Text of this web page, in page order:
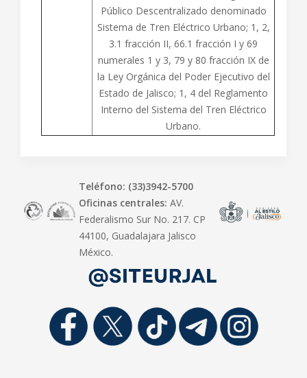
Público Descentralizado denominado
Sistema de Tren Eléctrico Urbano; 1, 2,
3.1 fracción II, 66.1 fracción I y 69
numerales 1 y 3, 79 y 80 fracción IX de
la Ley Orgánica del Poder Ejecutivo del
Estado de Jalisco; 1, 4 del Reglamento
Interno del Sistema del Tren Eléctrico
Urbano.
Teléfono: (33)3942-5700
Oficinas centrales: AV.
Federalismo Sur No. 217. CP
44100, Guadalajara Jalisco
México.